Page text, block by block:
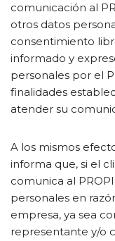
comunicación al
otros datos
consentimiento
informado y
personales por el
finalidades
atender su
A los mismos
informa que, si el
comunica al
personales en
empresa, ya sea
representante y/o